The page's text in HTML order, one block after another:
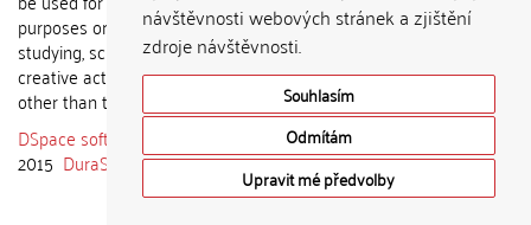
návštěvnosti webových stránek a zjištění
zdroje návštěvnosti.
Souhlasím
Odmítám
Upravit mé předvolby
purposes or claimed as results of
studying, scientific or any other
creative activities of any person
other than the author.
DSpace software
copyright © 2002-
2015 DuraSpace